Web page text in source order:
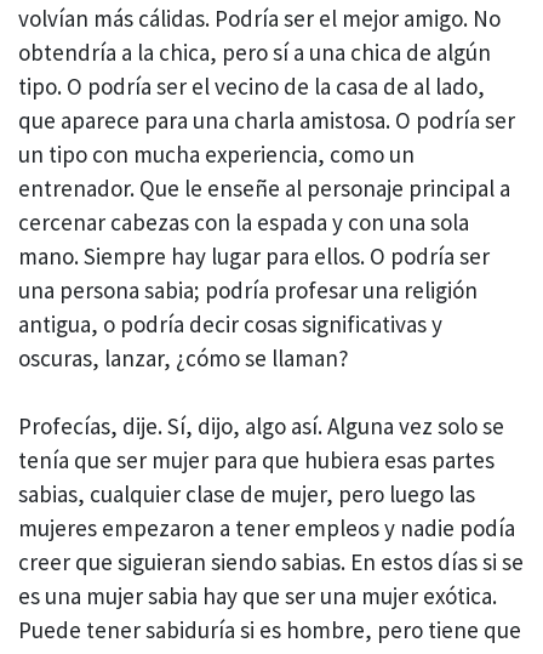
volvían más cálidas. Podría ser el mejor amigo. No
obtendría a la chica, pero sí a una chica de algún
tipo. O podría ser el vecino de la casa de al lado,
que aparece para una charla amistosa. O podría ser
un tipo con mucha experiencia, como un
entrenador. Que le enseñe al personaje principal a
cercenar cabezas con la espada y con una sola
mano. Siempre hay lugar para ellos. O podría ser
una persona sabia; podría profesar una religión
antigua, o podría decir cosas significativas y
oscuras, lanzar, ¿cómo se llaman?
Profecías, dije. Sí, dijo, algo así. Alguna vez solo se
tenía que ser mujer para que hubiera esas partes
sabias, cualquier clase de mujer, pero luego las
mujeres empezaron a tener empleos y nadie podía
creer que siguieran siendo sabias. En estos días si se
es una mujer sabia hay que ser una mujer exótica.
Puede tener sabiduría si es hombre, pero tiene que